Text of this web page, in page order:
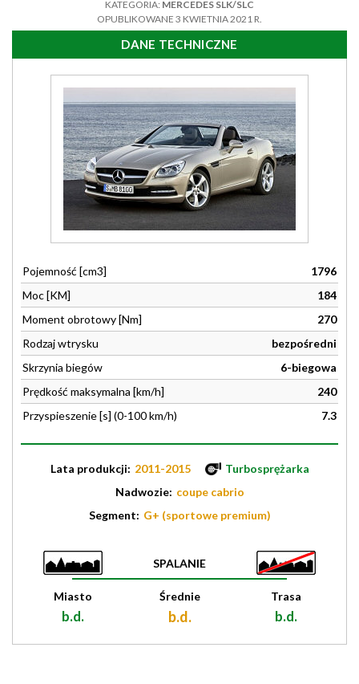
KATEGORIA: MERCEDES SLK/SLC
OPUBLIKOWANE 3 KWIETNIA 2021 R.
DANE TECHNICZNE
Pojemność [cm3]
1796
Moc [KM]
184
Moment obrotowy [Nm]
270
Rodzaj wtrysku
bezpośredni
Skrzynia biegów
6-biegowa
Prędkość maksymalna [km/h]
240
Przyspieszenie [s] (0-100 km/h)
7.3
Lata produkcji: 2011-2015
Turbosprężarka
Nadwozie: coupe cabrio
Segment: G+ (sportowe premium)
SPALANIE
Miasto
b.d.
Średnie
b.d.
Trasa
b.d.